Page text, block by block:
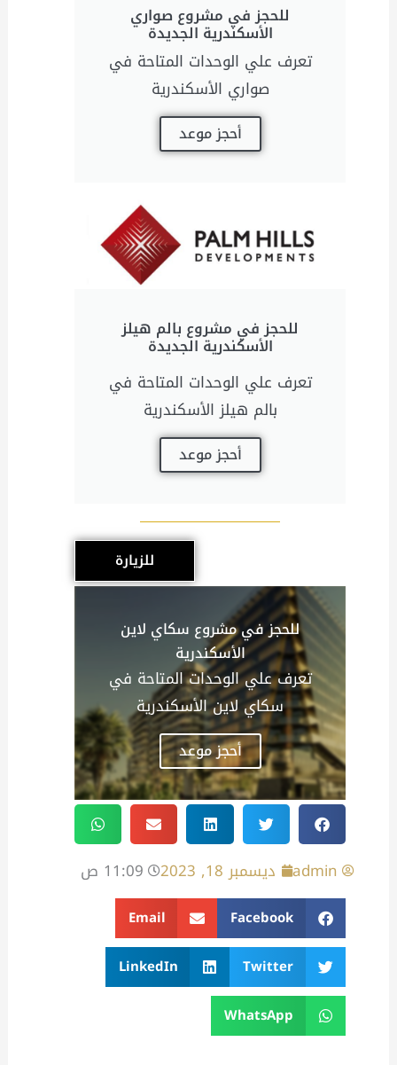
للحجز في مشروع صواري
الأسكندرية الجديدة
تعرف علي الوحدات المتاحة في
صواري الأسكندرية
أحجز موعد
للحجز في مشروع بالم هيلز
الأسكندرية الجديدة
تعرف علي الوحدات المتاحة في
بالم هيلز الأسكندرية
أحجز موعد
للزيارة
للحجز في مشروع سكاي لاين
الأسكندرية
تعرف علي الوحدات المتاحة في
سكاي لاين الأسكندرية
أحجز موعد
admin ديسمبر 18, 2023 11:09 ص
Facebook
Email
Twitter
LinkedIn
WhatsApp